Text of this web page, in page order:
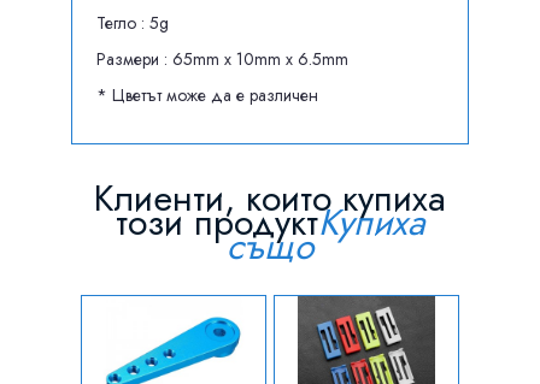
Тегло : 5g
Размери : 65mm x 10mm x 6.5mm
* Цветът може да е различен
Клиенти, които купиха
този продуктКупиха
също